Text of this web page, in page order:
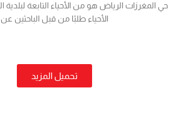
حي المغرزات الرياض هو من الأحياء التابعة لبلدية
الأحياء طلبًا من قبل الباحثين عن
تحميل المزيد